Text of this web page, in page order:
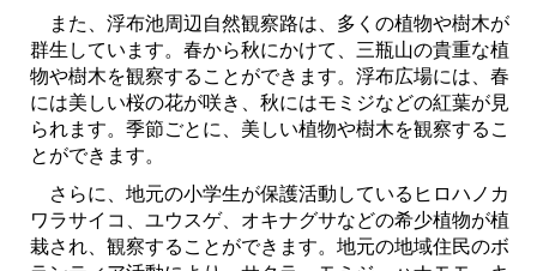
また、浮布池周辺自然観察路は、多くの植物や樹木が
群生しています。春から秋にかけて、三瓶山の貴重な植
物や樹木を観察することができます。浮布広場には、春
には美しい桜の花が咲き、秋にはモミジなどの紅葉が見
られます。季節ごとに、美しい植物や樹木を観察するこ
とができます。
さらに、地元の小学生が保護活動しているヒロハノカ
ワラサイコ、ユウスゲ、オキナグサなどの希少植物が植
栽され、観察することができます。地元の地域住民のボ